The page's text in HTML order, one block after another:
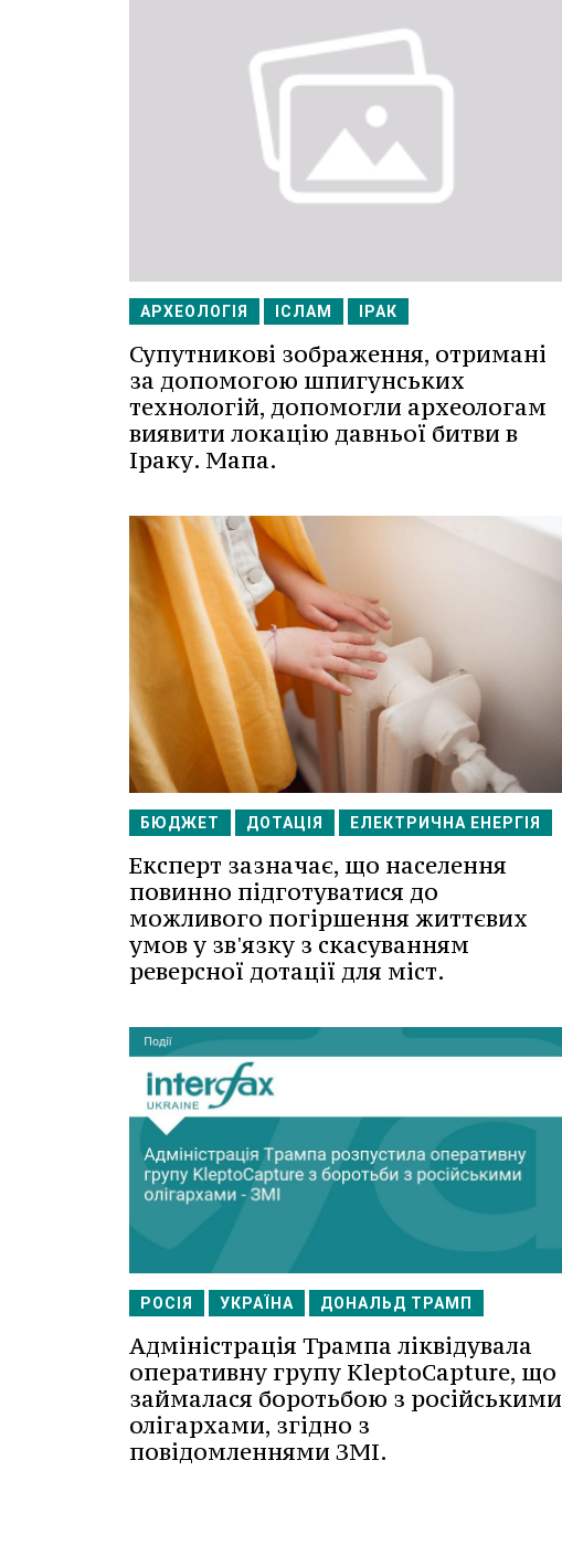
АРХЕОЛОГІЯ ІСЛАМ ІРАК
Супутникові зображення, отримані
за допомогою шпигунських
технологій, допомогли археологам
виявити локацію давньої битви в
Іраку. Мапа.
БЮДЖЕТ ДОТАЦІЯ ЕЛЕКТРИЧНА ЕНЕРГІЯ
Експерт зазначає, що населення
повинно підготуватися до
можливого погіршення життєвих
умов у зв'язку з скасуванням
реверсної дотації для міст.
РОСІЯ УКРАЇНА ДОНАЛЬД ТРАМП
Адміністрація Трампа ліквідувала
оперативну групу KleptoCapture, що
займалася боротьбою з російськими
олігархами, згідно з
повідомленнями ЗМІ.